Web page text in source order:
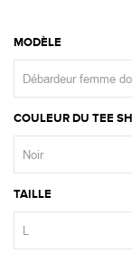
MODÈLE
COULEUR DU TEE
TAILLE